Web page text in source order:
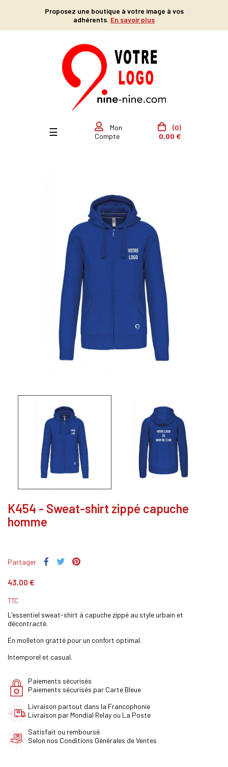
Proposez une boutique à votre image à vos
adhérents. En savoir plus
Basculer la navigation
☰
Mon
Compte
(0)
0,00 €
K454 - Sweat-shirt zippé capuche
homme
Partager
43,00 €
TTC
L'essentiel sweat-shirt à capuche zippé au style urbain et
décontracté.
En molleton gratté pour un confort optimal.
Intemporel et casual.
Paiements sécurisés
Paiements sécurisés par Carte Bleue
Livraison partout dans la Francophonie
Livraison par Mondial Relay ou La Poste
Satisfait ou remboursé
Selon nos Conditions Générales de Ventes